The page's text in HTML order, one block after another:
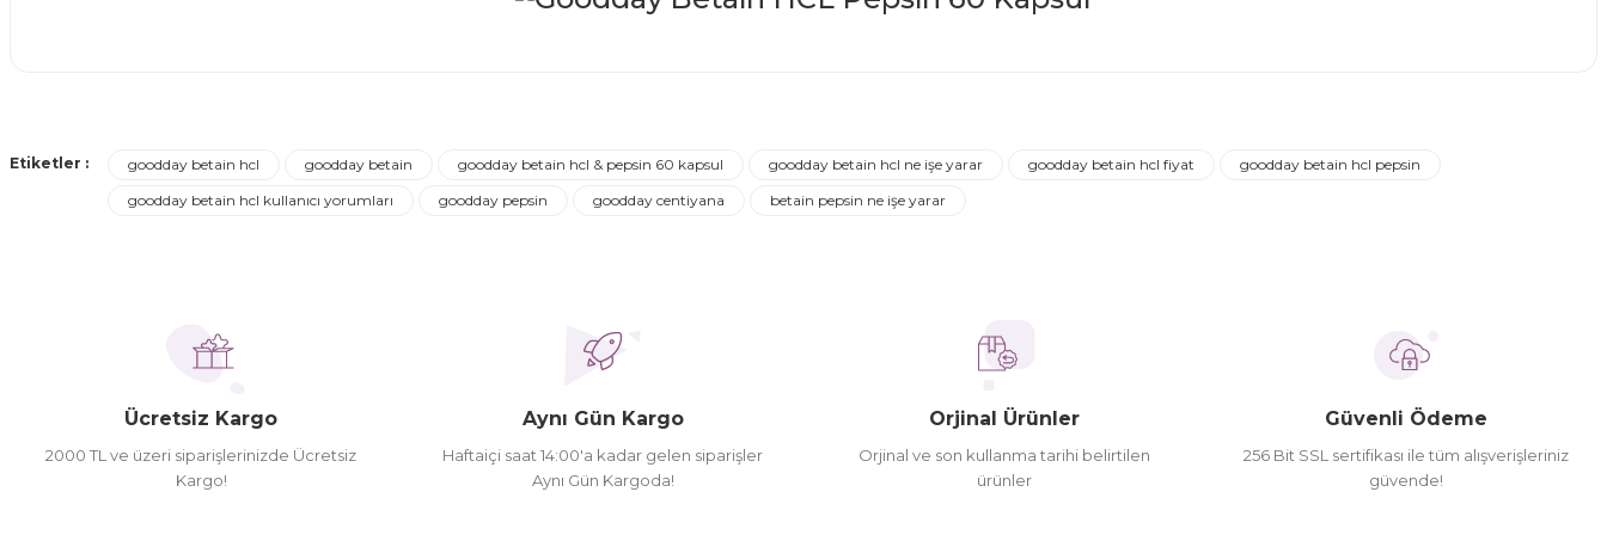
Yorum Yaz
Soru Sor
Ürün resmi kalitesiz, bozuk veya görüntülenemiyor.
Bu ürüne benzer farklı alternatifler olmalı.
Hamit Çakıcı | 15/04/2026
Hamit Çakıcı | 15/04/2026
Etiketler : goodday betain hcl goodday betain goodday betain hcl & pepsin 60 kapsul goodday betain hcl ne işe yarar goodday betain hcl fiyat
goodday betain hcl pepsin
goodday betain hcl kullanıcı yorumları
goodday pepsin goodday centiyana betain pepsin ne işe yarar
Ücretsiz Kargo
2000 TL ve üzeri siparişlerinizde Ücretsiz
Kargo!
Aynı Gün Kargo
Haftaiçi saat 14:00'a kadar gelen siparişler
Aynı Gün Kargoda!
Orjinal Ürünler
Orjinal ve son kullanma tarihi belirtilen
ürünler
Güvenli Ödeme
256 Bit SSL sertifikası ile tüm alışverişleriniz
güvende!